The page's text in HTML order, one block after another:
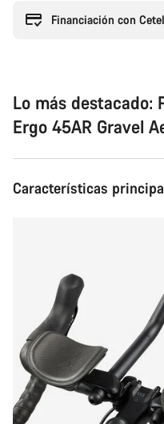
compra
Financiación con
Lo más destacado:
Ergo 45AR Gravel
Características